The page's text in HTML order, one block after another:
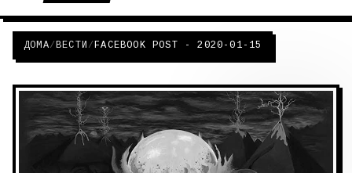
ДОМА/ВЕСТИ /FACEBOOK POST - 2020-01-15